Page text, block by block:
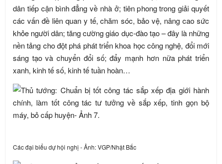
dân tiếp cận bình đẳng về nhà ở; tiên phong trong giải quyết
các vấn đề liên quan y tế, chăm sóc, bảo vệ, nâng cao sức
khỏe người dân; tăng cường giáo dục-đào tạo – đây là những
nền tảng cho đột phá phát triển khoa học công nghệ, đổi mới
sáng tạo và chuyển đổi số; đẩy mạnh hơn nữa phát triển
xanh, kinh tế số, kinh tế tuần hoàn…
Các đại biểu dự hội nghị - Ảnh: VGP/Nhật Bắc